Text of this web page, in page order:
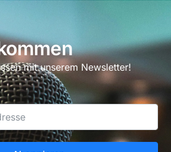
mit unserem Newsletter!